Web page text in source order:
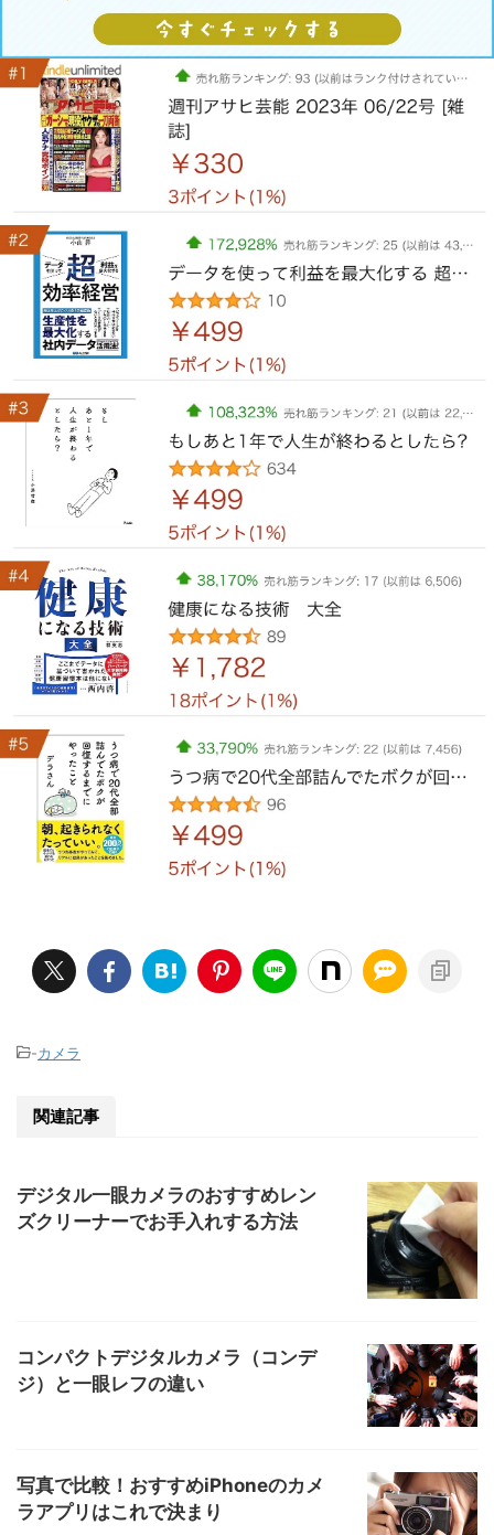
-カメラ
関連記事
デジタル一眼カメラのおすすめレン
ズクリーナーでお手入れする方法
コンパクトデジタルカメラ（コンデ
ジ）と一眼レフの違い
写真で比較！おすすめiPhoneのカメ
ラアプリはこれで決まり